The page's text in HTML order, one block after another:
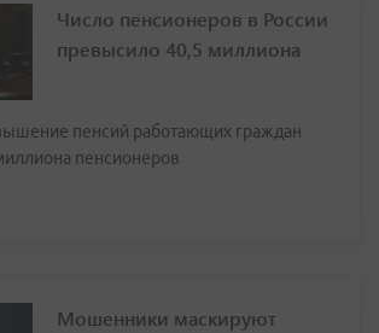
Число пенсионеров в России
превысило 40,5 миллиона
пенсий работающих граждан
пенсионеров
Мошенники маскируют